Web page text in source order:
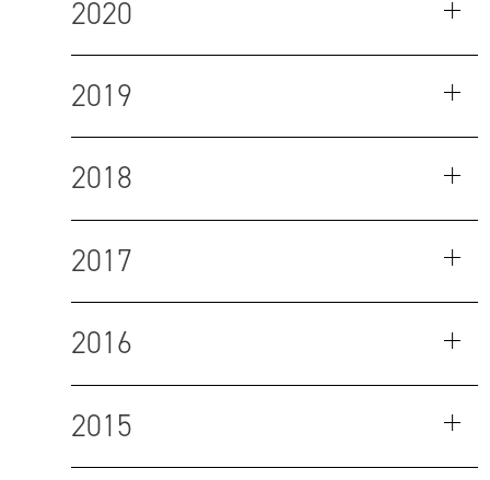
2020
2019
2018
2017
2016
2015